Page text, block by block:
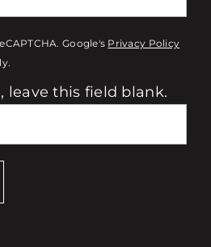
Google's Privacy Policy
leave this field blank.